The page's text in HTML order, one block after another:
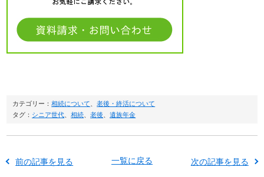
カテゴリー：相続について 、老後・終活について
タグ： シニア世代 、相続 、老後 、遺族年金
前の記事を見る 一覧に戻る 次の記事を見る